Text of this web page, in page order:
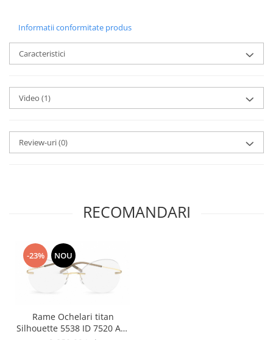
Informatii conformitate produs
Caracteristici
Video (1)
Review-uri(0)
RECOMANDARI
-23% NOU
Rame Ochelari titan
Silhouette 5538 ID 7520 Aur